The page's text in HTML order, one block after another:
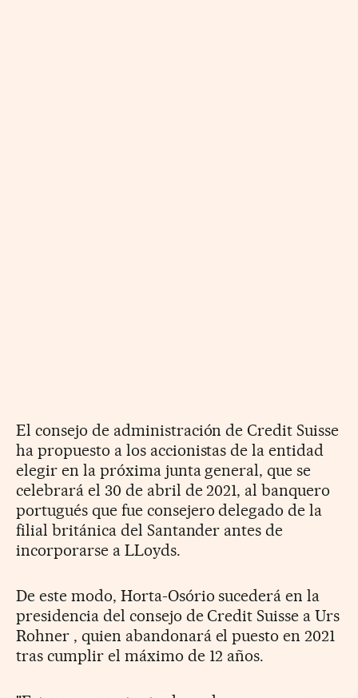
El consejo de administración de Credit Suisse
ha propuesto a los accionistas de la entidad
elegir en la próxima junta general, que se
celebrará el 30 de abril de 2021, al banquero
portugués que fue consejero delegado de la
filial británica del Santander antes de
incorporarse a LLoyds.
De este modo, Horta-Osório sucederá en la
presidencia del consejo de Credit Suisse a Urs
Rohner , quien abandonará el puesto en 2021
tras cumplir el máximo de 12 años.